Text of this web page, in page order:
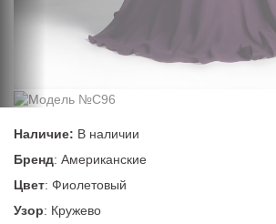
Наличие: В наличии
Бренд: Американские
Цвет: Фиолетовый
Узор: Кружево